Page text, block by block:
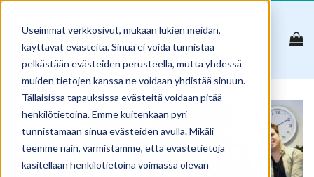
Useimmat verkkosivut, mukaan lukien meidän,
käyttävät evästeitä. Sinua ei voida tunnistaa
pelkästään evästeiden perusteella, mutta yhdessä
muiden tietojen kanssa ne voidaan yhdistää sinuun.
Tällaisissa tapauksissa evästeitä voidaan pitää
henkilötietoina. Emme kuitenkaan pyri
tunnistamaan sinua evästeiden avulla. Mikäli
teemme näin, varmistamme, että evästetietoja
käsitellään henkilötietoina voimassa olevan
Skip
content
13
touko